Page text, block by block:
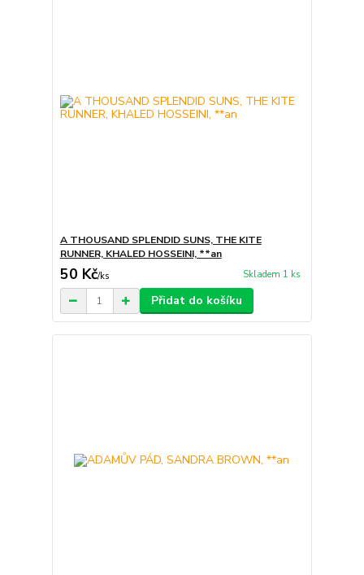
A THOUSAND SPLENDID SUNS, THE KITE
RUNNER, KHALED HOSSEINI, **an
50 Kč/ks Skladem 1 ks
Přidat do košíku